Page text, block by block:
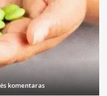
komentaras